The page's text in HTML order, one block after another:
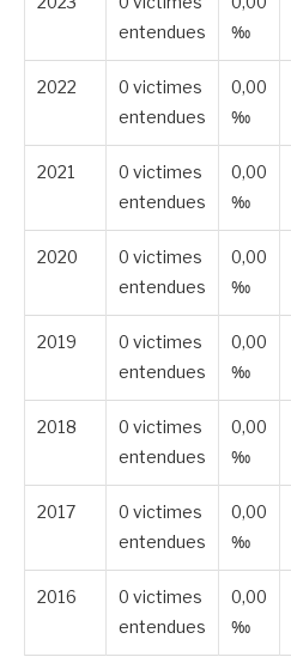
entendues
‰
2022
0 victimes
entendues
0,00
‰
2021
0 victimes
entendues
0,00
‰
2020
0 victimes
entendues
0,00
‰
2019
0 victimes
entendues
0,00
‰
2018
0 victimes
entendues
0,00
‰
2017
0 victimes
entendues
0,00
‰
2016
0 victimes
entendues
0,00
‰